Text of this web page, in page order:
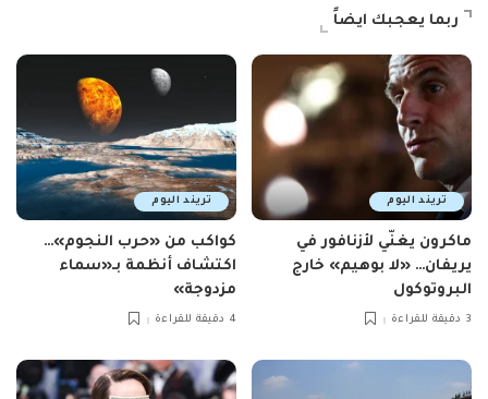
ربما يعجبك ايضاً
تريند اليوم
ماكرون يغنّي لأزنافور في
يريفان… «لا بوهيم» خارج
البروتوكول
3 دقيقة للقراءة
تريند اليوم
كواكب من «حرب النجوم»…
اكتشاف أنظمة بـ«سماء
مزدوجة»
4 دقيقة للقراءة